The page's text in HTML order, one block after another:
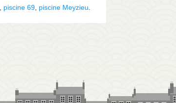
piscine 69 piscine Meyzieu